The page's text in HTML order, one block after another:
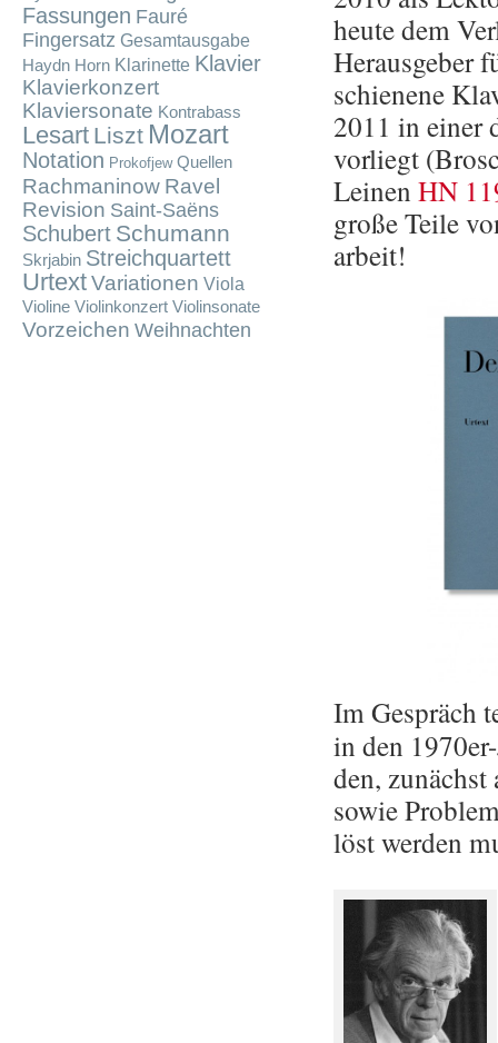
heute dem
Her­aus­ge­ber
schie­ne­ne
2011 in einer
vor­liegt
Lei­nen HN
große Teile
ar­beit!
Im Ge­spräch
in den
den,
sowie
löst wer­den
Fassungen Fauré
Fingersatz Gesamtausgabe
Haydn Horn Klarinette Klavier
Klavierkonzert
Klaviersonate Kontrabass
Lesart Liszt Mozart
Notation Prokofjew Quellen
Rachmaninow Ravel
Revision Saint-Saëns
Schubert Schumann
Skrjabin Streichquartett
UrtextVariationen Viola
Violine Violinkonzert Violinsonate
Vorzeichen Weihnachten